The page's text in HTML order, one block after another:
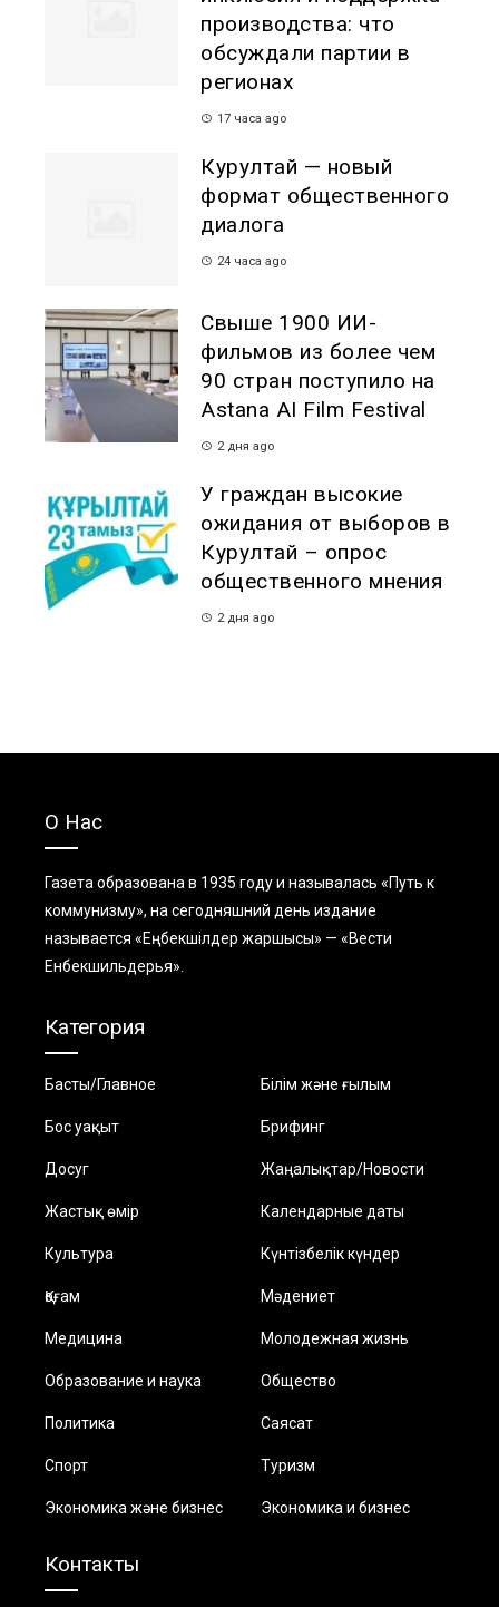
производства: что
обсуждали партии в
регионах
17 часа ago
Курултай — новый
формат общественного
диалога
24 часа ago
Свыше 1900 ИИ-
фильмов из более чем
90 стран поступило на
Astana AI Film Festival
2 дня ago
У граждан высокие
ожидания от выборов в
Курултай – опрос
общественного мнения
2 дня ago
О Нас
Газета образована в 1935 году и называлась «Путь к
коммунизму», на сегодняшний день издание
называется «Еңбекшiлдер жаршысы» — «Вести
Енбекшильдерья».
Категория
Басты/Главное Білім және ғылым
Бос уақыт Брифинг
Досуг Жаңалықтар/Новости
Жастық өмір Календарные даты
Культура Күнтізбелік күндер
Қоғам Мәдениет
Медицина Молодежная жизнь
Образование и наука Общество
Политика Саясат
Спорт Туризм
Экономика және бизнес Экономика и бизнес
Контакты